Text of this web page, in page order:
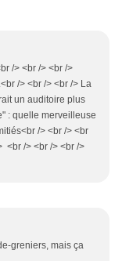
/> <br /> <br />
/> <br /> <br /> La
un auditoire plus
: quelle merveilleuse
/> <br /> <br
<br /> <br /> <br />
greniers, mais ça